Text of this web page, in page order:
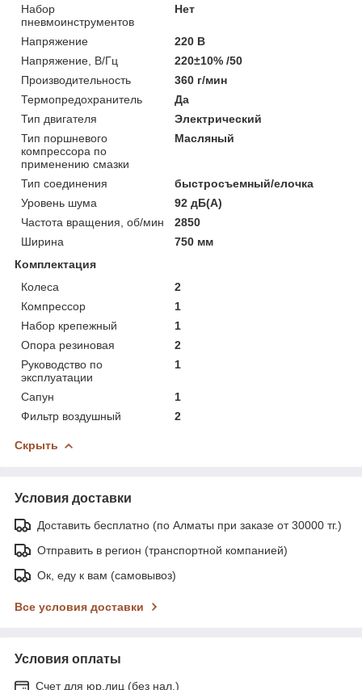
Набор
пневмоинструментов
Нет
Напряжение
220 В
Напряжение, В/Гц
220±10% /50
Производительность
360 г/мин
Термопредохранитель
Да
Тип двигателя
Электрический
Тип поршневого
компрессора по
применению смазки
Масляный
Тип соединения
быстросъемный/елочка
Уровень шума
92 дБ(А)
Частота вращения, об/мин
2850
Ширина
750 мм
Комплектация
Колеса
2
Компрессор
1
Набор крепежный
1
Опора резиновая
2
Руководство по
эксплуатации
1
Сапун
1
Фильтр воздушный
2
Скрыть
Условия доставки
Доставить бесплатно (по Алматы при заказе от 30000 тг.)
Отправить в регион (транспортной компанией)
Ок, еду к вам (самовывоз)
Все условия доставки
Условия оплаты
Счет для юр.лиц (без нал.)